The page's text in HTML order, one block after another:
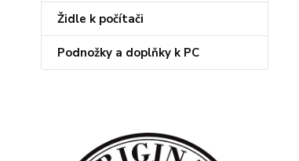
Židle k počítači
Podnožky a doplňky k PC